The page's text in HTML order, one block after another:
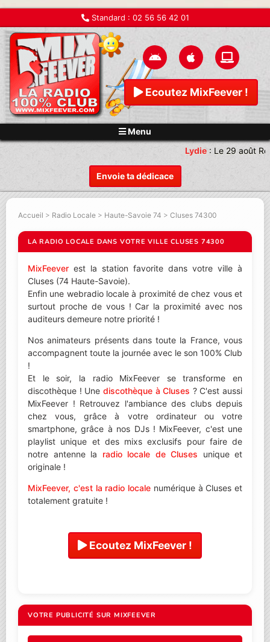
Standard : 02 56 56 42 01
Ecoutez MixFeever !
Menu
Envoie ta dédicace
Lydie:Le 29 août
Accueil > Radio Locale > Haute-Savoie 74 > Cluses 74300
LA RADIO LOCALE DANS VOTRE VILLE CLUSES 74300
MixFeever est la station favorite dans votre ville à
Cluses (74 Haute-Savoie).
Enfin une webradio locale à proximité de chez vous et
surtout proche de vous ! Car la proximité avec nos
auditeurs demeure notre priorité !
Nos animateurs présents dans toute la France, vous
accompagnent toute la journée avec le son 100% Club
!
Et le soir, la radio MixFeever se transforme en
discothèque ! Une discothèque à Cluses ? C'est aussi
MixFeever ! Retrouvez l'ambiance des clubs depuis
chez vous, grâce à votre ordinateur ou votre
smartphone, grâce à nos DJs ! MixFeever, c'est une
playlist unique et des mixs exclusifs pour faire de
notre antenne la radio locale de Cluses unique et
originale !
MixFeever, c'est la radio locale numérique à Cluses et
totalement gratuite !
Ecoutez MixFeever !
VOTRE PUBLICITÉ SUR MIXFEEVER